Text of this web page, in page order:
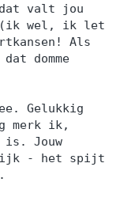
dat valt jou
(ik wel, ik let
Als
domme
Gelukkig
merk ik,
Jouw
- het spijt